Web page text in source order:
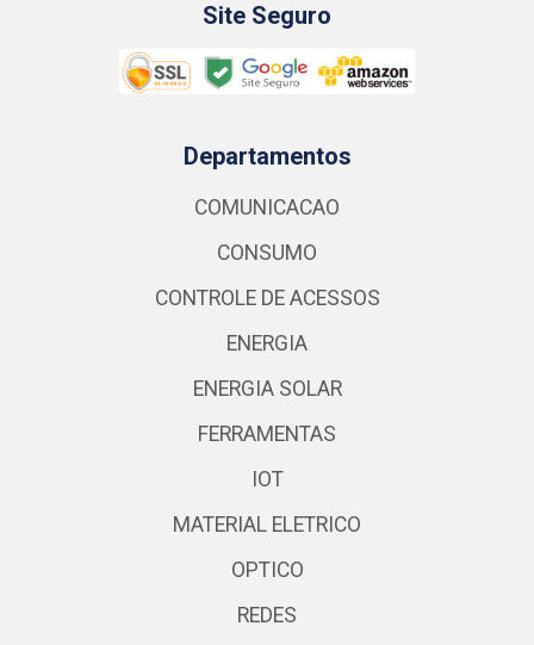
Site Seguro
Departamentos
COMUNICACAO
CONSUMO
CONTROLE DE ACESSOS
ENERGIA
ENERGIA SOLAR
FERRAMENTAS
IOT
MATERIAL ELETRICO
OPTICO
REDES